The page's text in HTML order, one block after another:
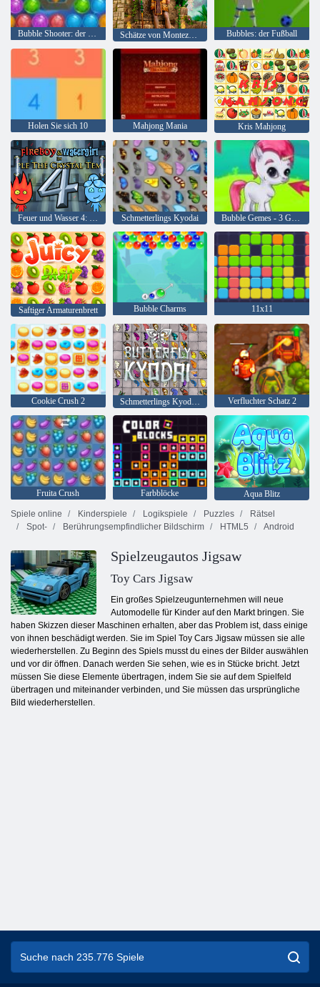
Bubble Shooter: der See Schätze von Montezuma 2 Bubbles: der Fußball
Holen Sie sich 10 Mahjong Mania Kris Mahjong
Feuer und Wasser 4: Kristalltempel Schmetterlings Kyodai Bubble Gemes - 3 Gewinnt
Saftiger Armaturenbrett Bubble Charms 11x11
Cookie Crush 2 Schmetterlings Kyodai HD Verfluchter Schatz 2
Fruita Crush Farbblöcke
Aqua Blitz
Spiele online
Kinderspiele Logikspiele Puzzles
Rätsel
Spot-
Berührungsempfindlicher Bildschirm HTML5 Android
Spielzeugautos Jigsaw
Toy Cars Jigsaw
Ein großes Spielzeugunternehmen will neue
Automodelle für Kinder auf den Markt bringen. Sie
haben Skizzen dieser Maschinen erhalten, aber das Problem ist, dass einige
von ihnen beschädigt werden. Sie im Spiel Toy Cars Jigsaw müssen sie alle
wiederherstellen. Zu Beginn des Spiels musst du eines der Bilder auswählen
und vor dir öffnen. Danach werden Sie sehen, wie es in Stücke bricht. Jetzt
müssen Sie diese Elemente übertragen, indem Sie sie auf dem Spielfeld
übertragen und miteinander verbinden, und Sie müssen das ursprüngliche
Bild wiederherstellen.